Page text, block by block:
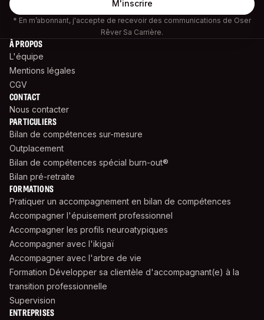
* En m’abonnant, j'accepte de recevoir des communications de Oser
Rêver Sa Carrière.
À PROPOS
L'équipe
Mentions légales
CGV
CONTACT
Nous contacter
PARTICULIERS
Bilan de compétences sur-mesure
Outplacement
Bilan de compétences spécial burn-out®
Bilan pré-retraite
FORMATIONS
Pratiquer un accompagnement en bilan de compétences
Accompagner l'épuisement professionnel
Accompagner les profils neuroatypiques
Accompagner avec l'ikigaï
Accompagner avec l'arbre de vie
Formation Développer sa clientèle d'accompagnant(e) à la
transition professionnelle
Supervision
ENTREPRISES